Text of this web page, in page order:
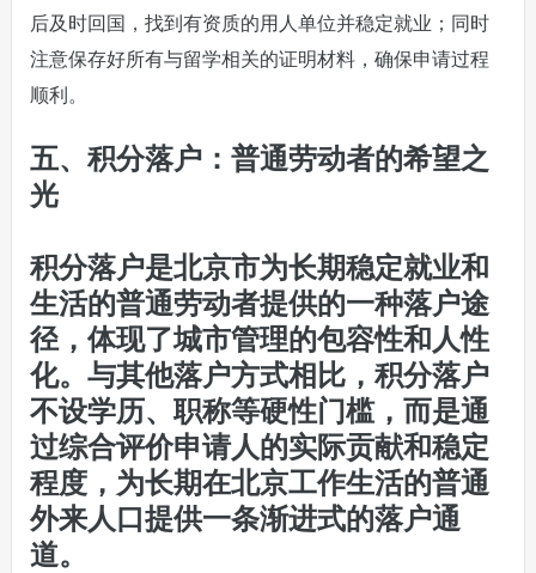
后及时回国，找到有资质的用人单位并稳定就业；同时
注意保存好所有与留学相关的证明材料，确保申请过程
顺利。
五、积分落户：普通劳动者的希望之
光
积分落户是北京市为长期稳定就业和
生活的普通劳动者提供的一种落户途
径，体现了城市管理的包容性和人性
化。与其他落户方式相比，积分落户
不设学历、职称等硬性门槛，而是通
过综合评价申请人的实际贡献和稳定
程度，为长期在北京工作生活的普通
外来人口提供一条渐进式的落户通
道。